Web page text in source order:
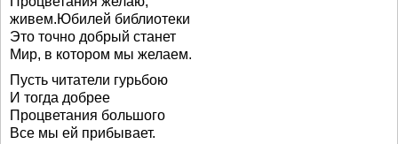
живем.Юбилей библиотеки
Это точно добрый станет
Мир, в котором мы желаем.
Пусть читатели гурьбою
И тогда добрее
Процветания большого
Все мы ей прибывает.